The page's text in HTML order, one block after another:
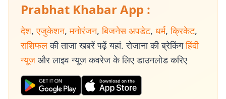
Prabhat Khabar App :
देश, एजुकेशन, मनोरंजन, बिजनेस अपडेट, धर्म, क्रिकेट,
राशिफल की ताजा खबरें पढ़ें यहां. रोजाना की ब्रेकिंग हिंदी
न्यूज और लाइव न्यूज कवरेज के लिए डाउनलोड करिए